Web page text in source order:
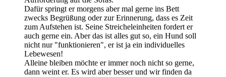
Dafür springt er morgens aber mal gerne ins Bett
zwecks Begrüßung oder zur Erinnerung, dass es Zeit
zum Aufstehen ist. Seine Streicheleinheiten fordert er
auch gerne ein. Aber das ist alles gut so, ein Hund soll
nicht nur "funktionieren", er ist ja ein individuelles
Lebewesen!
Alleine bleiben möchte er immer noch nicht so gerne,
dann weint er. Es wird aber besser und wir finden da